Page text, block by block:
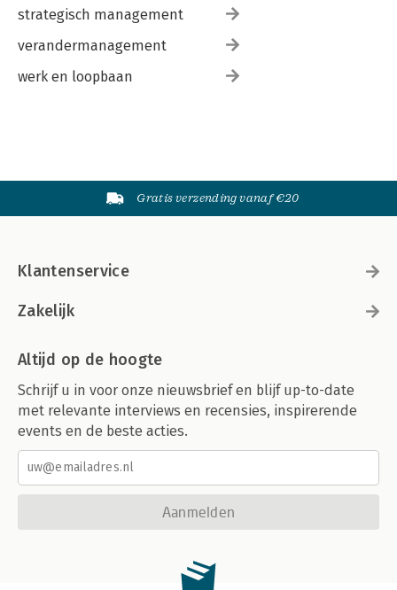
strategisch management
verandermanagement
werk en loopbaan
Gratis verzending vanaf €20
Klantenservice
Zakelijk
Altijd op de hoogte
Schrijf u in voor onze nieuwsbrief en blijf up-to-date
met relevante interviews en recensies, inspirerende
events en de beste acties.
Aanmelden